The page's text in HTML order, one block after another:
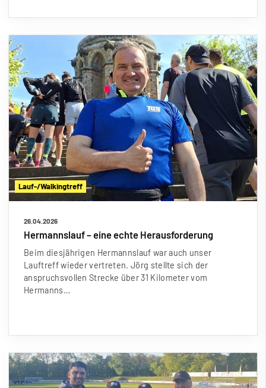
Lauf-/Walkingtreff
26.04.2026
Hermannslauf – eine echte Herausforderung
Beim diesjährigen Hermannslauf war auch unser
Lauftreff wieder vertreten. Jörg stellte sich der
anspruchsvollen Strecke über 31 Kilometer vom
Hermanns…